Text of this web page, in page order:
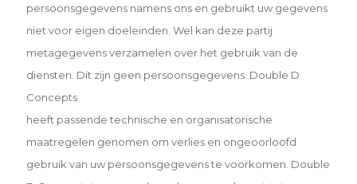
persoonsgegevens namens ons en gebruikt uw gegevens
niet voor eigen doeleinden. Wel kan deze partij
metagegevens verzamelen over het gebruik van de
diensten. Dit zijn geen persoonsgegevens. Double D
Concepts
heeft passende technische en organisatorische
maatregelen genomen om verlies en ongeoorloofd
gebruik van uw persoonsgegevens te voorkomen. Double